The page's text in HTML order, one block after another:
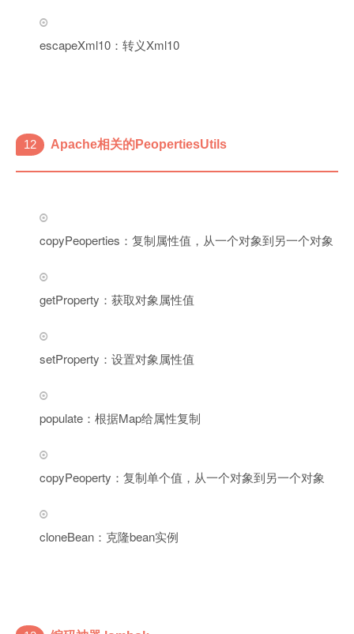
escapeXml10：转义Xml10
12 Apache相关的PeopertiesUtils
copyPeoperties：复制属性值，从一个对象到另一个对象
getProperty：获取对象属性值
setProperty：设置对象属性值
populate：根据Map给属性复制
copyPeoperty：复制单个值，从一个对象到另一个对象
cloneBean：克隆bean实例